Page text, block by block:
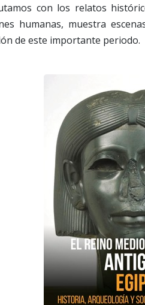
con los relatos
humanas, muestra
de este importante periodo.